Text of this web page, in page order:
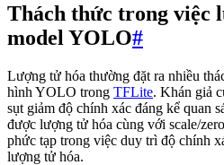
Thách thức trong việc
model YOLO#
Lượng tử hóa thường đặt ra nhiều
hình YOLO trong TFLite. Khán giả
sụt giảm độ chính xác đáng kể quan
được lượng tử hóa cùng với scale/
phức tạp trong việc duy trì độ chính
lượng tử hóa.